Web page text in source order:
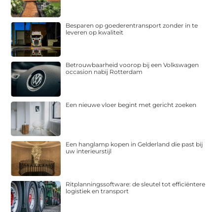
Besparen op goederentransport zonder in te
leveren op kwaliteit
Betrouwbaarheid voorop bij een Volkswagen
occasion nabij Rotterdam
Een nieuwe vloer begint met gericht zoeken
Een hanglamp kopen in Gelderland die past bij
uw interieurstijl
Ritplanningssoftware: de sleutel tot efficiëntere
logistiek en transport